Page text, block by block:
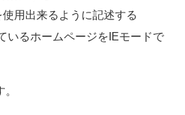
使用出来るように記述する
いるホームページをIEモードで